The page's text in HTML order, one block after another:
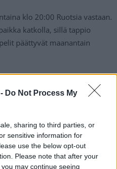
Do Not Process My
sharing to third parties, or
sensitive information for
use the below opt-out
Please note that after your
may continue seeing
klo 20:00 Ruotsia vastaan.
katkolla, sillä tappio
päättyvät maanantain